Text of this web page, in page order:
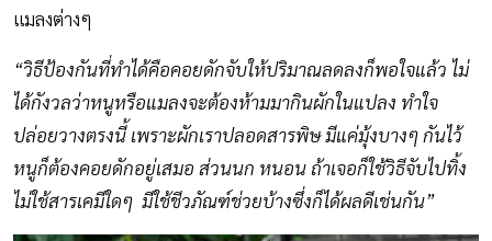
แมลงต่างๆ
“วิธีป้องกันที่ทำได้คือคอยดักจับให้ปริมาณลดลงก็พอใจแล้ว ไม่
ได้กังวลว่าหนูหรือแมลงจะต้องห้ามมากินผักในแปลง ทำใจ
ปล่อยวางตรงนี้ เพราะผักเราปลอดสารพิษ มีแค่มุ้งบางๆ กันไว้
หนูก็ต้องคอยดักอยู่เสมอ ส่วนนก หนอน ถ้าเจอก็ใช้วิธีจับไปทิ้ง
ไม่ใช้สารเคมีใดๆ มีใช้ชีวภัณฑ์ช่วยบ้างซึ่งก็ได้ผลดีเช่นกัน”